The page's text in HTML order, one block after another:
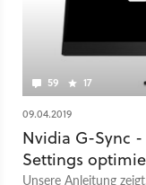
59 17
09.04.2019
Nvidia G-Sync
Settings
Unsere Anleitung